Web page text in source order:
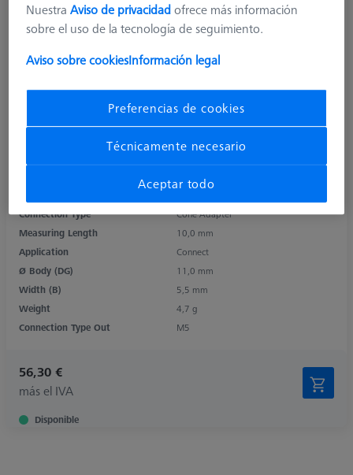
15,5 mm
Connection Type
Cone Adapter
Measuring Length
10,0 mm
Application
Connect
Ø Body (DG)
11,0 mm
Width (B)
5,5 mm
Weight
4,7 g
Connection Type Out
M5
56,30 €
más el IVA
Disponible
NuestraAviso de privacidadofrece más información
sobre el uso de la tecnología de seguimiento.
Aviso sobre cookiesInformación legal
Preferencias de cookies
Técnicamente necesario
Aceptar todo